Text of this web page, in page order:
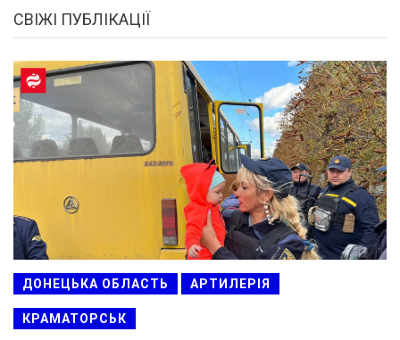
СВІЖІ ПУБЛІКАЦІЇ
ДОНЕЦЬКА ОБЛАСТЬ АРТИЛЕРІЯ
КРАМАТОРСЬК